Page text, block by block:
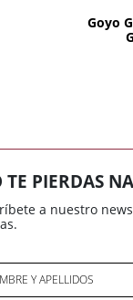
Goyo
TE PIERDAS
a nuestro
Y APELLIDOS